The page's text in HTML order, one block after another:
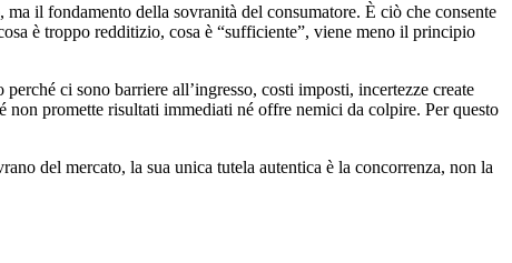
ma il fondamento della sovranità del consumatore. È ciò che consente
è troppo redditizio, cosa è “sufficiente”, viene meno il principio
ci sono barriere all’ingresso, costi imposti, incertezze create
promette risultati immediati né offre nemici da colpire. Per questo
del mercato, la sua unica tutela autentica è la concorrenza, non la